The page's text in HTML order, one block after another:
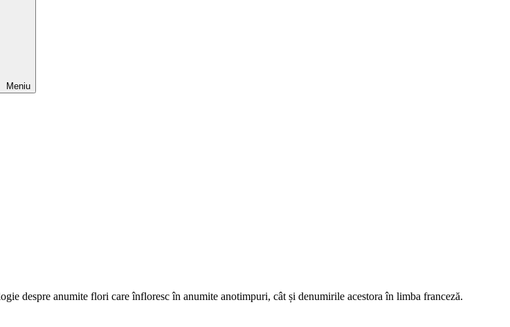
Meniu
despre anumite flori care înfloresc în anumite anotimpuri, cât și denumirile acestora în limba franceză.